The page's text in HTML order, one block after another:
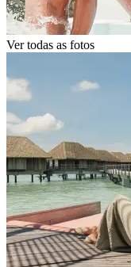
Ver todas as fotos